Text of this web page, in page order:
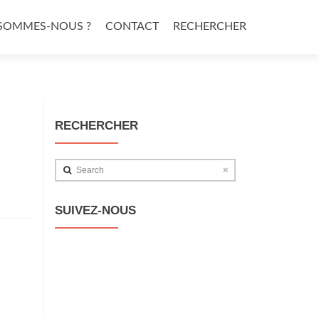
NOUS ? CONTACT RECHERCHER
RECHERCHER
Search
SUIVEZ-NOUS